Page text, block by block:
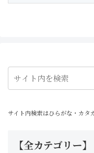
サイト内検索はひらがな・カタ
【全カテゴリー】